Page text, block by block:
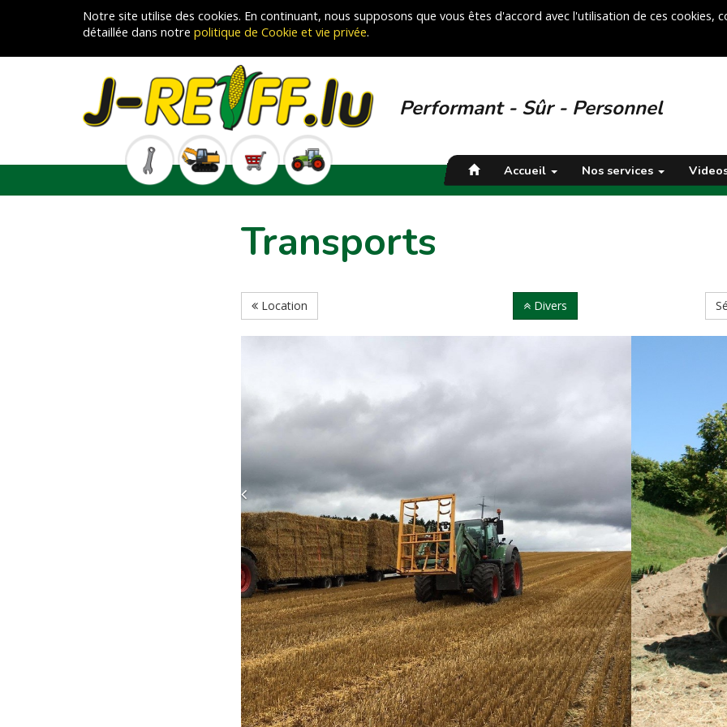
Notre site utilise des cookies. En continuant, nous supposons que vous êtes d'accord avec l'utilisation de ces cookies,
détaillée dans notre politique de Cookie et vie privée.
Performant - Sûr - Personnel
Accueil Nos services
Transports
Location Divers
Previous